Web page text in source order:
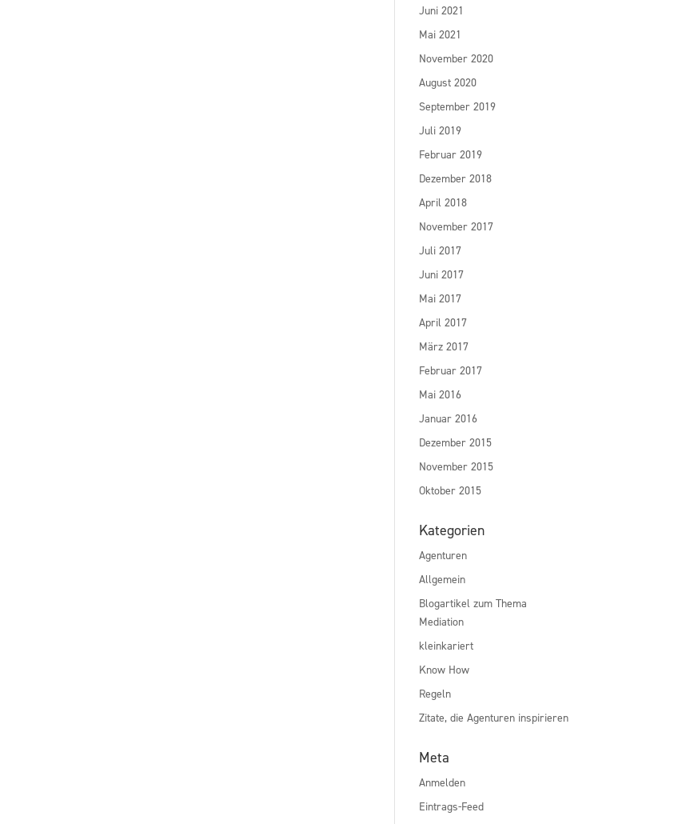
Juni 2021
Mai 2021
November 2020
August 2020
September 2019
Juli 2019
Februar 2019
Dezember 2018
April 2018
November 2017
Juli 2017
Juni 2017
Mai 2017
April 2017
März 2017
Februar 2017
Mai 2016
Januar 2016
Dezember 2015
November 2015
Oktober 2015
Kategorien
Agenturen
Allgemein
Blogartikel zum Thema
Mediation
kleinkariert
Know How
Regeln
Zitate, die Agenturen inspirieren
Meta
Anmelden
Eintrags-Feed